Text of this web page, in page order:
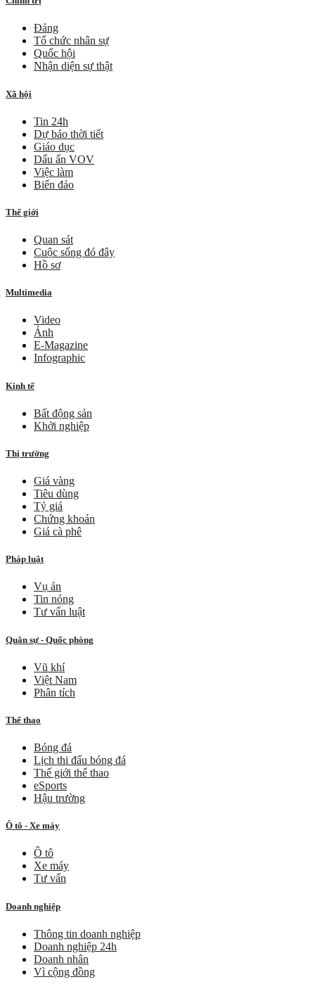
Đảng
Tổ chức nhân sự
Quốc hội
Nhận diện sự thật
Xã hội
Tin 24h
Dự báo thời tiết
Giáo dục
Dấu ấn VOV
Việc làm
Biển đảo
Thế giới
Quan sát
Cuộc sống đó đây
Hồ sơ
Multimedia
Video
Ảnh
E-Magazine
Infographic
Kinh tế
Bất động sản
Khởi nghiệp
Thị trường
Giá vàng
Tiêu dùng
Tỷ giá
Chứng khoán
Giá cà phê
Pháp luật
Vụ án
Tin nóng
Tư vấn luật
Quân sự - Quốc phòng
Vũ khí
Việt Nam
Phân tích
Thể thao
Bóng đá
Lịch thi đấu bóng đá
Thế giới thể thao
eSports
Hậu trường
Ô tô - Xe máy
Ô tô
Xe máy
Tư vấn
Doanh nghiệp
Thông tin doanh nghiệp
Doanh nghiệp 24h
Doanh nhân
Vì cộng đồng